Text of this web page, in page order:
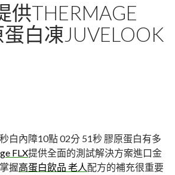
供THERMAGE
白凍JUVELOOK
白內障10點 02分 51秒 膠原蛋白有多
FLX提供全面的測試解決方案進口金
握高蛋白飲品 老人配方的補充很重要